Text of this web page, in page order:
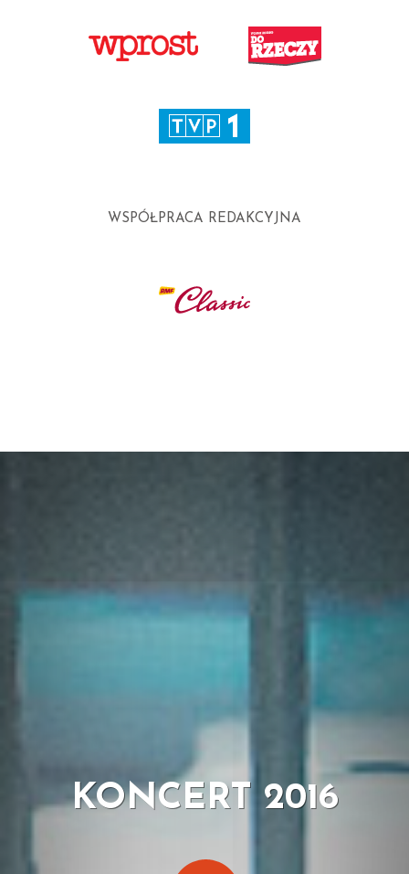
WSPÓŁPRACA REDAKCYJNA
KONCERT 2016